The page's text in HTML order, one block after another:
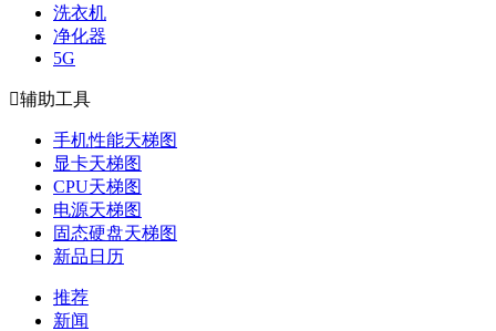
洗衣机
净化器
5G
辅助工具
手机性能天梯图
显卡天梯图
CPU天梯图
电源天梯图
固态硬盘天梯图
新品日历
推荐
新闻